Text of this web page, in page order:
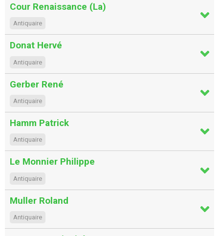
Cour Renaissance (La)
Antiquaire
Donat Hervé
Antiquaire
Gerber René
Antiquaire
Hamm Patrick
Antiquaire
Le Monnier Philippe
Antiquaire
Muller Roland
Antiquaire